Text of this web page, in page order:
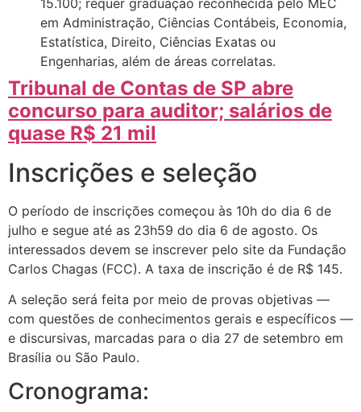
em Administração, Ciências Contábeis, Economia,
Estatística, Direito, Ciências Exatas ou
Engenharias, além de áreas correlatas.
Tribunal de Contas de SP abre
concurso para auditor; salários de
quase R$ 21 mil
Inscrições e seleção
O período de inscrições começou às 10h do dia 6 de
julho e segue até as 23h59 do dia 6 de agosto. Os
interessados devem se inscrever pelo site da Fundação
Carlos Chagas (FCC). A taxa de inscrição é de R$ 145.
A seleção será feita por meio de provas objetivas —
com questões de conhecimentos gerais e específicos —
e discursivas, marcadas para o dia 27 de setembro em
Brasília ou São Paulo.
Cronograma: